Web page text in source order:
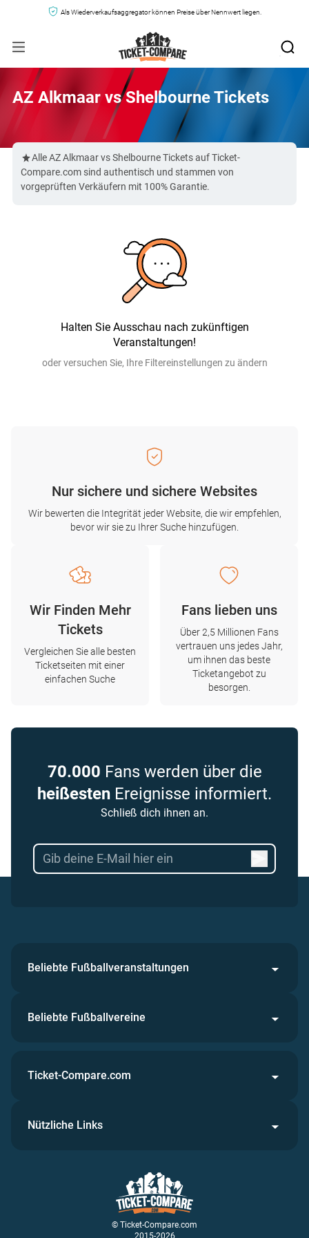
Als Wiederverkaufsaggregator können Preise über Nennwert liegen.
AZ Alkmaar vs Shelbourne Tickets
Alle AZ Alkmaar vs Shelbourne Tickets auf Ticket-
Compare.com sind authentisch und stammen von
vorgeprüften Verkäufern mit 100% Garantie.
Halten Sie Ausschau nach zukünftigen
Veranstaltungen!
oder versuchen Sie, Ihre Filtereinstellungen zu ändern
Nur sichere und sichere Websites
Wir bewerten die Integrität jeder Website, die wir empfehlen,
bevor wir sie zu Ihrer Suche hinzufügen.
Wir Finden Mehr
Tickets
Vergleichen Sie alle besten
Ticketseiten mit einer
einfachen Suche
Fans lieben uns
Über 2,5 Millionen Fans
vertrauen uns jedes Jahr,
um ihnen das beste
Ticketangebot zu
besorgen.
70.000 Fans werden über die
heißesten Ereignisse informiert.
Schließ dich ihnen an.
Beliebte Fußballveranstaltungen
Beliebte Fußballvereine
© Ticket-Compare.com
2015-2026
Ticket-Compare.com
Nützliche Links